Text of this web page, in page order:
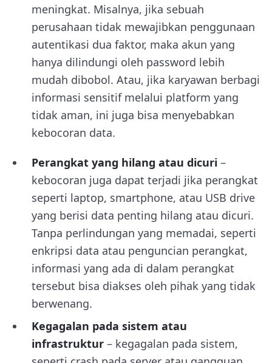
meningkat. Misalnya, jika sebuah
perusahaan tidak mewajibkan penggunaan
autentikasi dua faktor, maka akun yang
hanya dilindungi oleh password lebih
mudah dibobol. Atau, jika karyawan berbagi
informasi sensitif melalui platform yang
tidak aman, ini juga bisa menyebabkan
kebocoran data.
Perangkat yang hilang atau dicuri –
kebocoran juga dapat terjadi jika perangkat
seperti laptop, smartphone, atau USB drive
yang berisi data penting hilang atau dicuri.
Tanpa perlindungan yang memadai, seperti
enkripsi data atau penguncian perangkat,
informasi yang ada di dalam perangkat
tersebut bisa diakses oleh pihak yang tidak
berwenang.
Kegagalan pada sistem atau
infrastruktur – kegagalan pada sistem,